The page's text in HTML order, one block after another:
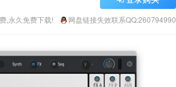
,永久免费下载! 网盘链接失效联系QQ:260794990